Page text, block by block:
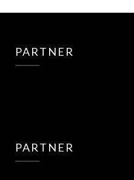
PARTNER
PARTNER